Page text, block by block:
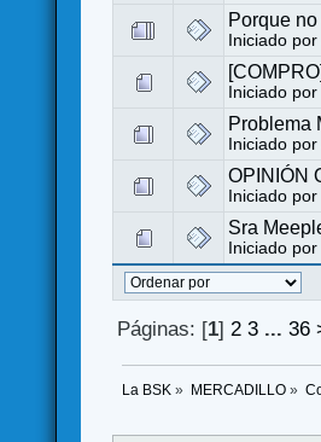
Porque
Iniciado
Iniciado por
Problema
Iniciado
OPINIÓN
Iniciado por
Sra
Iniciado por
Páginas: [1] 2 3 ... 36
La BSK » MERCADILLO»